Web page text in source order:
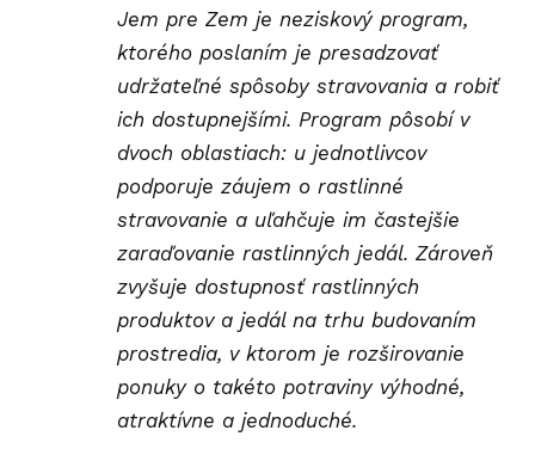
Jem pre Zem je neziskový program,
ktorého poslaním je presadzovať
udržateľné spôsoby stravovania a robiť
ich dostupnejšími. Program pôsobí v
dvoch oblastiach: u jednotlivcov
podporuje záujem o rastlinné
stravovanie a uľahčuje im častejšie
zaraďovanie rastlinných jedál. Zároveň
zvyšuje dostupnosť rastlinných
produktov a jedál na trhu budovaním
prostredia, v ktorom je rozširovanie
ponuky o takéto potraviny výhodné,
atraktívne a jednoduché.